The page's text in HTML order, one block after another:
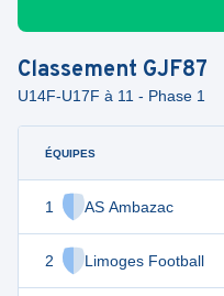
Classement GJF87
U14F-U17F à 11 - Phase 1
ÉQUIPES
1 AS Ambazac
2 Limoges Football
27